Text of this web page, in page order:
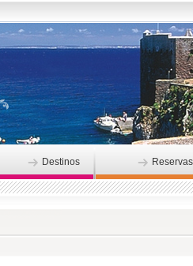
Destinos Reservas